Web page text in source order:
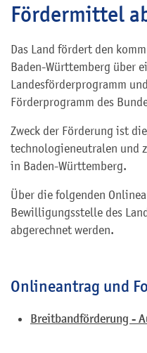
Fördermittel
Das Land fördert den
Baden-Württemberg über
Landesförderprogramm
Förderprogramm des
Zweck der Förderung ist
technologieneutralen und
in Baden-Württemberg.
Über die folgenden
Bewilligungsstelle des
abgerechnet werden.
Onlineantrag und
Breitbandförderung -